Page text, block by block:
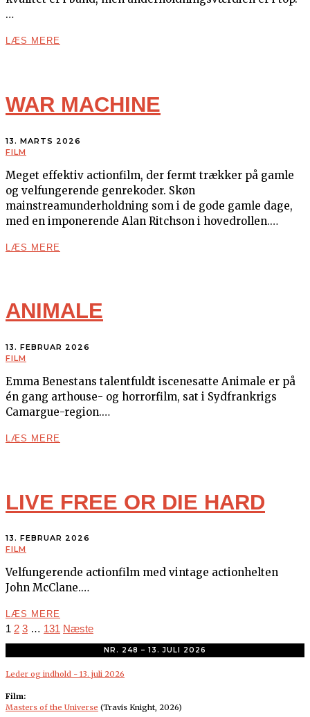
…
LÆS MERE
WAR MACHINE
13. MARTS 2026
FILM
Meget effektiv actionfilm, der fermt trækker på gamle
og velfungerende genrekoder. Skøn
mainstreamunderholdning som i de gode gamle dage,
med en imponerende Alan Ritchson i hovedrollen.…
LÆS MERE
ANIMALE
13. FEBRUAR 2026
FILM
Emma Benestans talentfuldt iscenesatte Animale er på
én gang arthouse- og horrorfilm, sat i Sydfrankrigs
Camargue-region.…
LÆS MERE
LIVE FREE OR DIE HARD
13. FEBRUAR 2026
FILM
Velfungerende actionfilm med vintage actionhelten
John McClane.…
LÆS MERE
1 2 3 … 131 Næste
NR. 248 – 13. JULI 2026
Leder og indhold - 13. juli 2026
Film:
Masters of the Universe (Travis Knight, 2026)